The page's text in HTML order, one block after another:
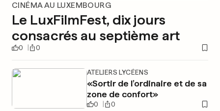
CINÉMA AU LUXEMBOURG
Le LuxFilmFest, dix jours
consacrés au septième art
0 0
ATELIERS LYCÉENS
«Sortir de l’ordinaire et de sa
zone de confort»
0 0